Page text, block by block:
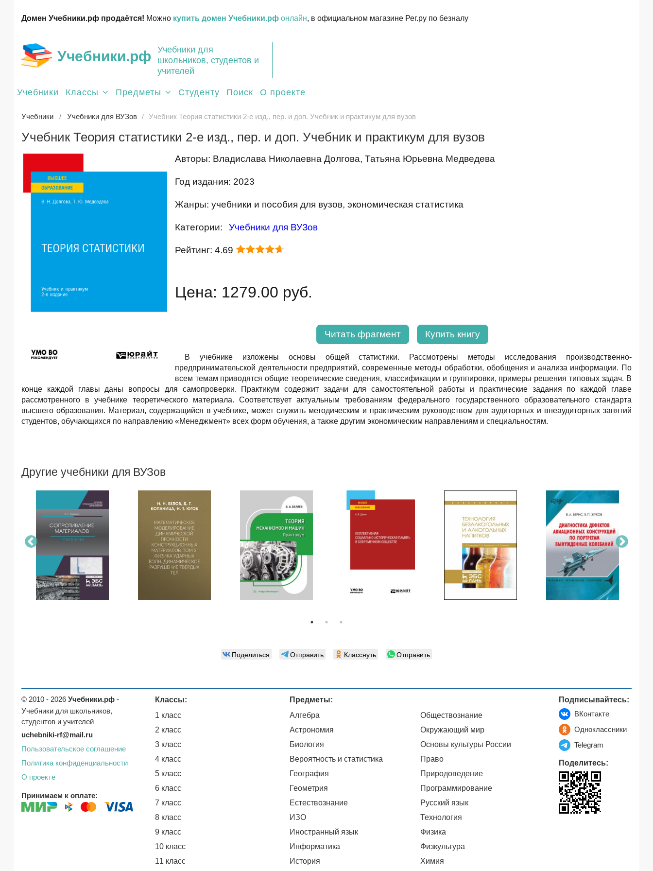
Домен Учебники.рф продаётся! Можно купить домен Учебники.рф онлайн, в официальном магазине Рег.ру по безналу
Учебники.рф
Учебники для
школьников, студентов и
учителей
Учебники Классы Предметы Студенту Поиск О проекте
Учебники Учебники для ВУЗов Учебник Теория статистики 2-е изд., пер. и доп. Учебник и практикум для вузов
Учебник Теория статистики 2-е изд., пер. и доп. Учебник и практикум для вузов
Авторы: Владислава Николаевна Долгова, Татьяна Юрьевна Медведева
Год издания: 2023
Жанры: учебники и пособия для вузов, экономическая статистика
Категории: Учебники для ВУЗов
Рейтинг: 4.69
Цена: 1279.00 руб.
Читать фрагмент Купить книгу
В учебнике изложены основы общей статистики. Рассмотрены методы исследования производственно-
предпринимательской деятельности предприятий, современные методы обработки, обобщения и анализа информации. По
всем темам приводятся общие теоретические сведения, классификации и группировки, примеры решения типовых задач. В
конце каждой главы даны вопросы для самопроверки. Практикум содержит задачи для самостоятельной работы и практические задания по каждой главе
рассмотренного в учебнике теоретического материала. Соответствует актуальным требованиям федерального государственного образовательного стандарта
высшего образования. Материал, содержащийся в учебнике, может служить методическим и практическим руководством для аудиторных и внеаудиторных занятий
студентов, обучающихся по направлению «Менеджмент» всех форм обучения, а также другим экономическим направлениям и специальностям.
Другие учебники для ВУЗов
Поделиться Отправить Класснуть Отправить
© 2010 - 2026 Учебники.рф -
Учебники для школьников,
студентов и учителей
uchebniki-rf@mail.ru
Пользовательское соглашение
Политика конфиденциальности
О проекте
Принимаем к оплате:
Классы:
1 класс
2 класс
3 класс
4 класс
5 класс
6 класс
7 класс
8 класс
9 класс
10 класс
11 класс
Предметы:
Алгебра
Астрономия
Биология
Вероятность и статистика
География
Геометрия
Естествознание
ИЗО
Иностранный язык
Информатика
История
Обществознание
Окружающий мир
Основы культуры России
Право
Природоведение
Программирование
Русский язык
Технология
Физика
Физкультура
Химия
Подписывайтесь:
ВКонтакте
Одноклассники
Telegram
Поделитесь: